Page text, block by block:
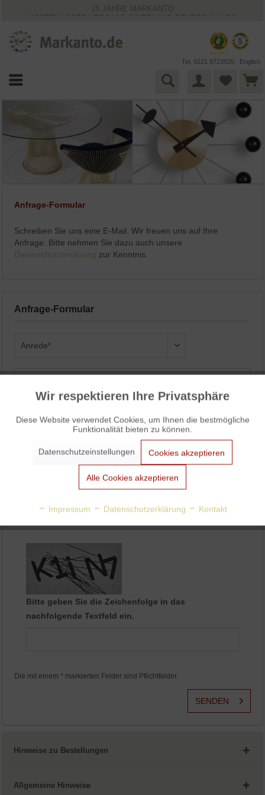
25 JAHRE MARKANTO
KOSTENLOSER VERSAND INNERHALB DEUTSCHLANDS
VIELFÄLTIGE ZAHLUNGSMÖGLICHKEITEN
BESTPRICE-GARANTIE
Tel. 0221 9723920 English
Anfrage-Formular
Schreiben Sie uns eine E-Mail. Wir freuen uns auf Ihre
Anfrage. Bitte nehmen Sie dazu auch unsere
Datenschutzerklärung zur Kenntnis.
Anfrage-Formular
Bitte geben Sie die Zeichenfolge in das
nachfolgende Textfeld ein.
Die mit einem * markierten Felder sind Pflichtfelder.
SENDEN
Hinweise zu Bestellungen
Allgemeine Hinweise
Funktionale Aktiv
Aktiv
Aktiv
Personalisierung
Wir respektieren Ihre Privatsphäre
Diese Website verwendet Cookies, um Ihnen die bestmögliche
Funktionalität bieten zu können.
Datenschutzeinstellungen Cookies akzeptieren
Alle Cookies akzeptieren
Impressum Datenschutzerklärung Kontakt